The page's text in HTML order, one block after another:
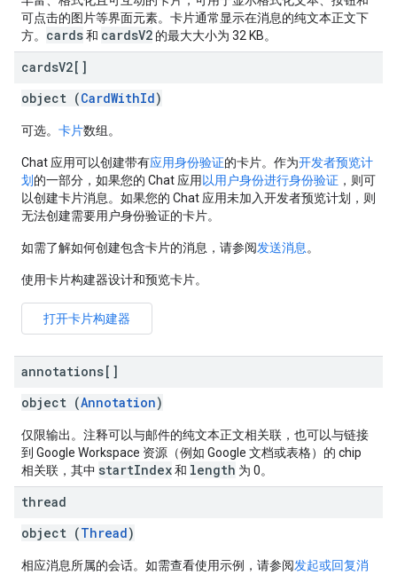
可点击的图片等界面元素。卡片通常显示在消息的纯文本正文下
方。 cards和 cardsV2 的最大大小为 32 KB。
cardsV2[]
object (CardWithId)
可选。 卡片数组。
Chat 应用可以创建带有应用身份验证的卡片。作为开发者预览计
划 的一部分，如果您的 Chat 应用 以用户身份进行身份验证 ，则可
以创建卡片消息。如果您的 Chat 应用未加入开发者预览计划，则
无法创建需要用户身份验证的卡片。
如需了解如何创建包含卡片的消息，请参阅发送消息 。
使用卡片构建器设计和预览卡片。
打开卡片构建器
annotations[]
object (Annotation)
仅限输出。注释可以与邮件的纯文本正文相关联，也可以与链接
到 Google Workspace 资源（例如 Google 文档或表格）的 chip
相关联，其中 startIndex和 length 为 0。
thread
object (Thread)
相应消息所属的会话。如需查看使用示例，请参阅发起或回复消